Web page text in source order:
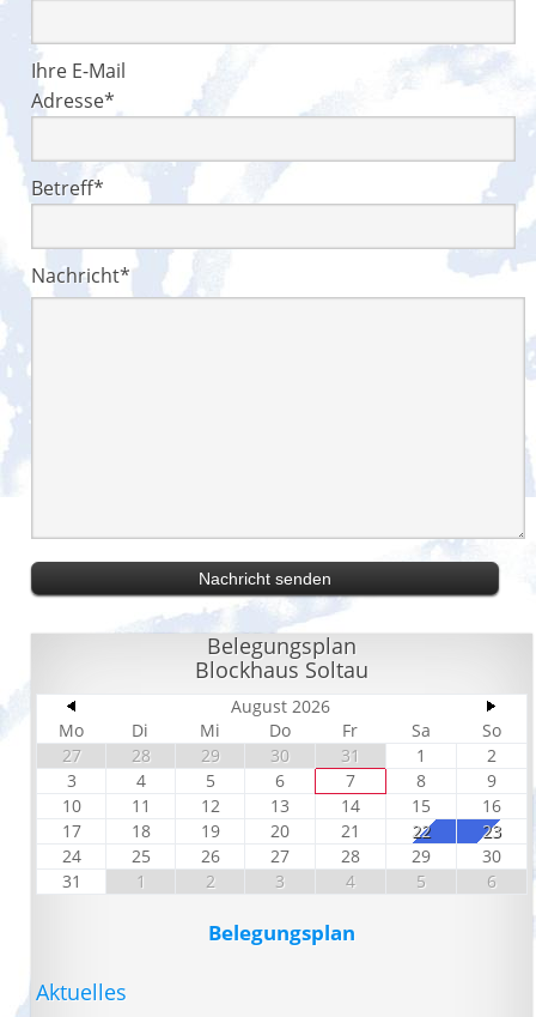
Ihre E-Mail
Adresse*
Betreff*
Nachricht*
Belegungsplan
Blockhaus Soltau
August 2026
Mo
Di Mi Do Fr Sa
So
27
28 29 30 31 1
2
3
4 5 6 7 8
9
10
11 12 13 14 15
16
17
18 19 20 21 22
23
24
25 26 27 28 29
30
31
1 2 3 4 5 6
Belegungsplan
Aktuelles